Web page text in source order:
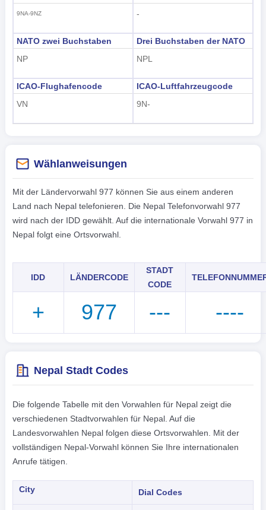
9NA-9NZ
-
NATO zwei Buchstaben
NP
Drei Buchstaben der NATO
NPL
ICAO-Flughafencode
VN
ICAO-Luftfahrzeugcode
9N-
Wählanweisungen
Mit der Ländervorwahl 977 können Sie aus einem anderen
Land nach Nepal telefonieren. Die Nepal Telefonvorwahl 977
wird nach der IDD gewählt. Auf die internationale Vorwahl 977 in
Nepal folgt eine Ortsvorwahl.
IDD LÄNDERCODE
STADT
CODE
+ 977 --- ----
Nepal Stadt Codes
Die folgende Tabelle mit den Vorwahlen für Nepal zeigt die
verschiedenen Stadtvorwahlen für Nepal. Auf die
Landesvorwahlen Nepal folgen diese Ortsvorwahlen. Mit der
vollständigen Nepal-Vorwahl können Sie Ihre internationalen
Anrufe tätigen.
City Dial Codes